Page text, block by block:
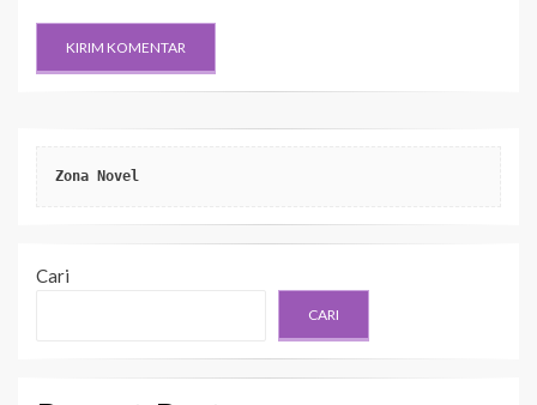
Zona Novel
Cari
CARI